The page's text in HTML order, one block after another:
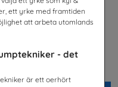
ett yrke med framtiden
att arbeta utomlands
- det
är ett oerhört
Snabbval - Energi